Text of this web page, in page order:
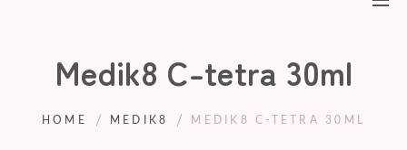
Medik8 C-tetra 30ml
HOME MEDIK8 MEDIK8 C-TETRA 30ML